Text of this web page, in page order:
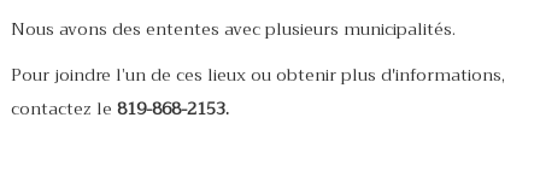
Nous avons des ententes avec plusieurs municipalités.
Pour joindre l’un de ces lieux ou obtenir plus d'informations,
contactez le 819-868-2153.